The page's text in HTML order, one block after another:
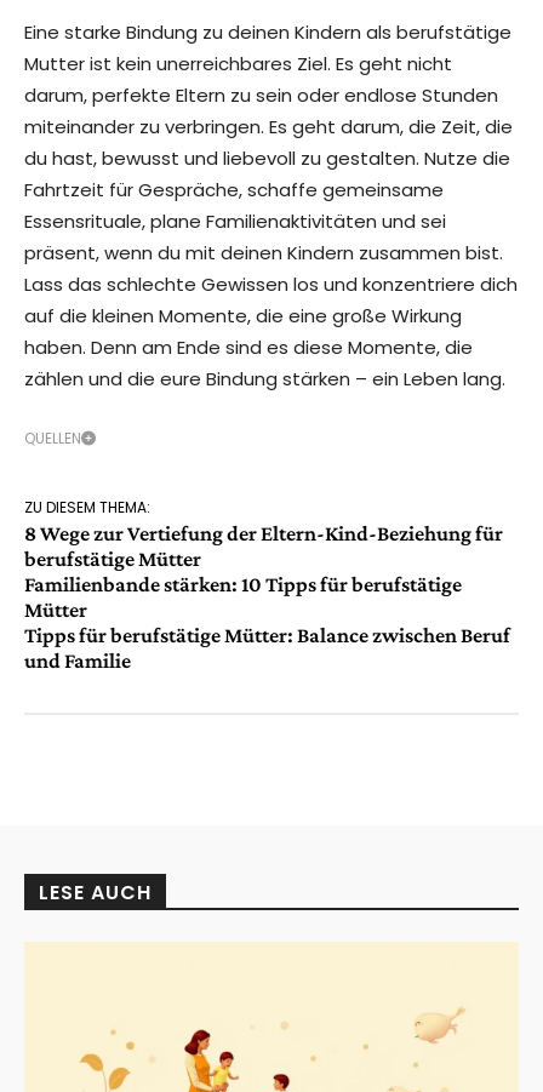
Eine starke Bindung zu deinen Kindern als berufstätige
Mutter ist kein unerreichbares Ziel. Es geht nicht
darum, perfekte Eltern zu sein oder endlose Stunden
miteinander zu verbringen. Es geht darum, die Zeit, die
du hast, bewusst und liebevoll zu gestalten. Nutze die
Fahrtzeit für Gespräche, schaffe gemeinsame
Essensrituale, plane Familienaktivitäten und sei
präsent, wenn du mit deinen Kindern zusammen bist.
Lass das schlechte Gewissen los und konzentriere dich
auf die kleinen Momente, die eine große Wirkung
haben. Denn am Ende sind es diese Momente, die
zählen und die eure Bindung stärken – ein Leben lang.
QUELLEN
ZU DIESEM THEMA:
8 Wege zur Vertiefung der Eltern-Kind-Beziehung für
berufstätige Mütter
Familienbande stärken: 10 Tipps für berufstätige
Mütter
Tipps für berufstätige Mütter: Balance zwischen Beruf
und Familie
LESE AUCH